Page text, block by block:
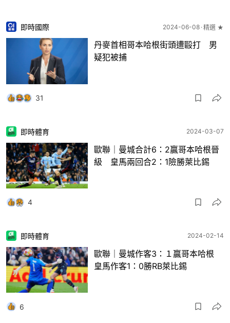
即時國際 2024-06-08 精選 ★
丹麥首相哥本哈根街頭遭毆打 男
疑犯被捕
31
即時體育 2024-03-07
歐聯｜曼城合計6：2贏哥本哈根晉
級 皇馬兩回合2：1險勝萊比錫
4
即時體育 2024-02-14
歐聯｜曼城作客3：１贏哥本哈根
皇馬作客1：0勝RB萊比錫
6